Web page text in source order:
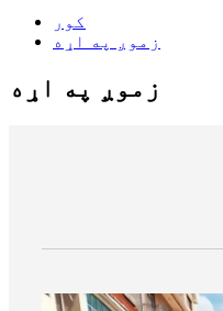
کور
زموږ په اړه
زموږ په اړه